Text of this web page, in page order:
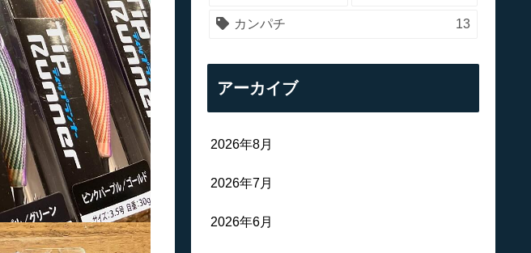
カンパチ 13
アーカイブ
2026年8月
2026年7月
2026年6月